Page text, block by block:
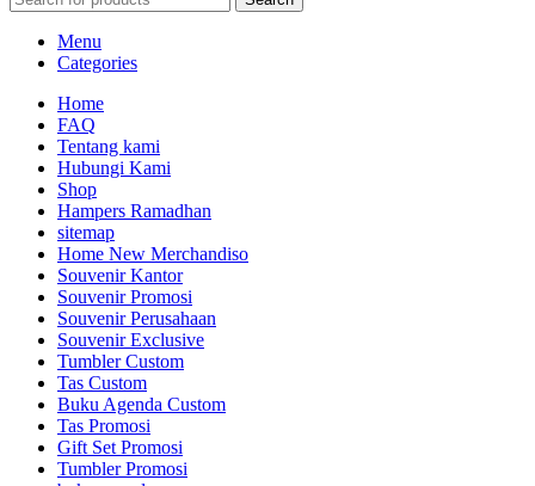
Menu
Categories
Home
FAQ
Tentang kami
Hubungi Kami
Shop
Hampers Ramadhan
sitemap
Home New Merchandiso
Souvenir Kantor
Souvenir Promosi
Souvenir Perusahaan
Souvenir Exclusive
Tumbler Custom
Tas Custom
Buku Agenda Custom
Tas Promosi
Gift Set Promosi
Tumbler Promosi